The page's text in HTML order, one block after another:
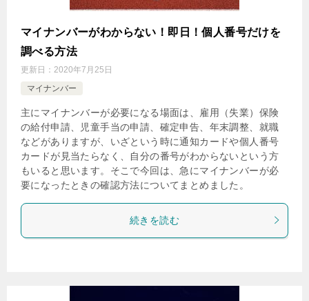
マイナンバーがわからない！即日！個人番号だけを
調べる方法
更新日： 2020年7月25日
マイナンバー
主にマイナンバーが必要になる場面は、雇用（失業）保険
の給付申請、児童手当の申請、確定申告、年末調整、就職
などがありますが、いざという時に通知カードや個人番号
カードが見当たらなく、自分の番号がわからないという方
もいると思います。そこで今回は、急にマイナンバーが必
要になったときの確認方法についてまとめました。
続きを読む